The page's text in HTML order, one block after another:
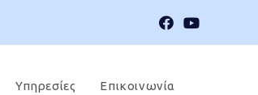
Υπηρεσίες Επικοινωνία